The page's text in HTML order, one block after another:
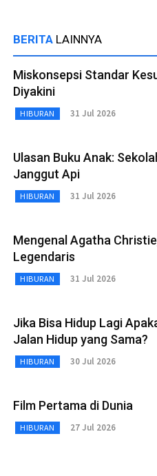
BERITA LAINNYA
Miskonsepsi Standar
Diyakini
HIBURAN 31 Jul 2026
Ulasan Buku Anak:
Janggut Api
HIBURAN 31 Jul 2026
Mengenal Agatha
Legendaris
HIBURAN 31 Jul 2026
Jika Bisa Hidup Lagi
Jalan Hidup yang Sama?
HIBURAN 30 Jul 2026
Film Pertama di Dunia
HIBURAN 27 Jul 2026